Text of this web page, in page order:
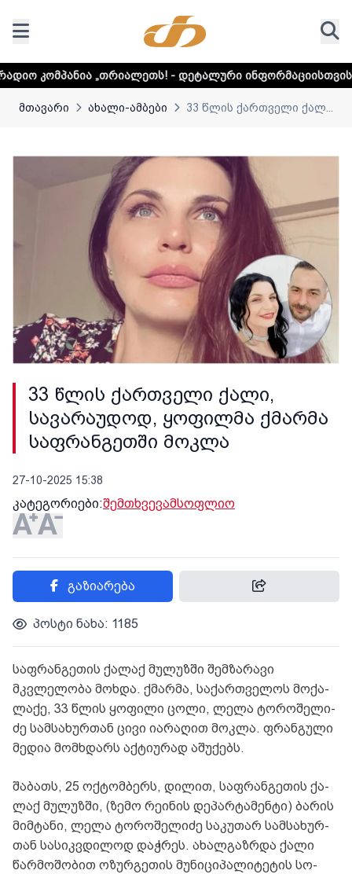
„თრიალეთს! - დეტალური ინფორმაციისთვის დააკლიკეთ
მთავარი ახალი-ამბები 33 წლის ქართველი ქალ...
33 წლის ქართველი ქალი,
სავარაუდოდ, ყოფილმა ქმარმა
საფრანგეთში მოკლა
27-10-2025 15:38
კატეგორიები:შემთხვევამსოფლიო
გაზიარება
პოსტი ნახა: 1185
საფ­რან­გე­თის ქა­ლაქ მუ­ლუზ­ში შემ­ზა­რა­ვი
მკვლელობა მოხ­და. ქმარ­მა, სა­ქარ­თვე­ლოს მო­ქა­
ლა­ქე, 33 წლის ყო­ფი­ლი ცოლი, ლელა ტო­რო­შე­ლი­
ძე სამ­სა­ხურ­თან ცივი ია­რა­ღით მოკ­ლა. ფრან­გუ­ლი
მე­დია მომ­ხდარს აქ­ტი­უ­რად აშუ­ქებს.
შა­ბათს, 25 ოქ­ტომ­ბერს, დი­ლით, საფ­რან­გე­თის ქა­
ლაქ მუ­ლუზ­ში, (ზემო რე­ი­ნის დე­პარ­ტა­მენ­ტი) ბა­რის
მიმ­ტა­ნი, ლელა ტო­რო­შე­ლი­ძე სა­კუ­თარ სამ­სა­ხურ­
თან სა­სიკ­ვდი­ლოდ დაჭ­რეს. ახალ­გაზ­რდა ქალი
წარ­მო­შო­ბით ოზურ­გე­თის მუ­ნი­ცი­პა­ლი­ტე­ტის სო­